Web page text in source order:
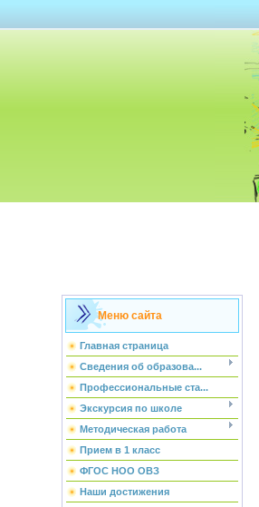
Меню сайта
Главная страница
Сведения об образова...
Профессиональные ста...
Экскурсия по школе
Методическая работа
Прием в 1 класс
ФГОС НОО ОВЗ
Наши достижения